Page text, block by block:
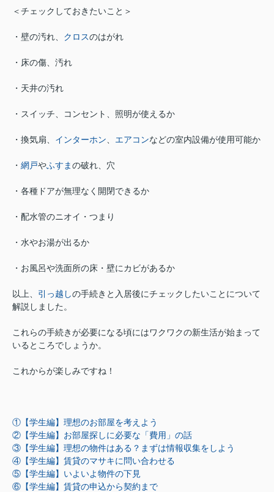
＜チェックしておきたいこと＞
・壁の汚れ、 クロスのはがれ
・床の傷、汚れ
・天井の汚れ
・スイッチ、コンセント、照明が使えるか
・換気扇、 インターホン エアコンなどの室内設備が使用可能か
・ 網戸やふすまの破れ、穴
・各種ドアが無理なく開閉できるか
・配水管のニオイ・つまり
・水やお湯が出るか
・お風呂や洗面所の床・壁にカビがあるか
以上、 引っ越しの手続きと入居後にチェックしたいことについて
解説しました。
これらの手続きが必要になる頃にはワクワクの新生活が始まって
いるところでしょうか。
これからが楽しみですね！
①【学生編】理想のお部屋を考えよう
②【学生編】お部屋探しに必要な「費用」の話
③【学生編】理想の物件はある？まずは情報収集をしよう
④【学生編】賃貸のマサキに問い合わせる
⑤【学生編】いよいよ物件の下見
⑥【学生編】賃貸の申込から契約まで